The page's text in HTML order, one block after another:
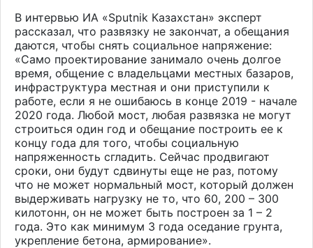
В интервью ИА «Sputnik Казахстан» эксперт
рассказал, что развязку не закончат, а обещания
даются, чтобы снять социальное напряжение:
«Само проектирование занимало очень долгое
время, общение с владельцами местных базаров,
инфраструктура местная и они приступили к
работе, если я не ошибаюсь в конце 2019 - начале
2020 года. Любой мост, любая развязка не могут
строиться один год и обещание построить ее к
концу года для того, чтобы социальную
напряженность сгладить. Сейчас продвигают
сроки, они будут сдвинуты еще не раз, потому
что не может нормальный мост, который должен
выдерживать нагрузку не то, что 60, 200 – 300
килотонн, он не может быть построен за 1 – 2
года. Это как минимум 3 года оседание грунта,
укрепление бетона, армирование».